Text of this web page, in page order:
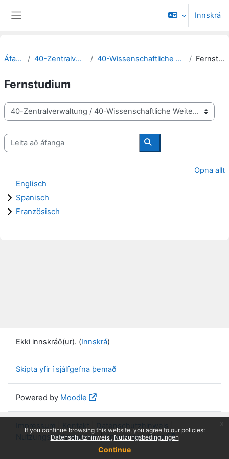
If you continue browsing this website, you agree to our policies:
Datenschutzhinweis
Nutzungsbedingungen
Continue
Innskrá
Áfangar 40-Zentralverwaltung 40-Wissenschaftliche Weiterbildung Fernstudium
Fernstudium
Deildir/brautir
Leita að áfanga
Leita að áfanga
Opna allt
Englisch
Spanisch
Französisch
Ekki innskráð(ur). (Innskrá)
Skipta yfir í sjálfgefna þemað
Powered by Moodle
Impressum Kontakt Datenschutzhinweis
Nutzungsbedingungen|Knowledge Base